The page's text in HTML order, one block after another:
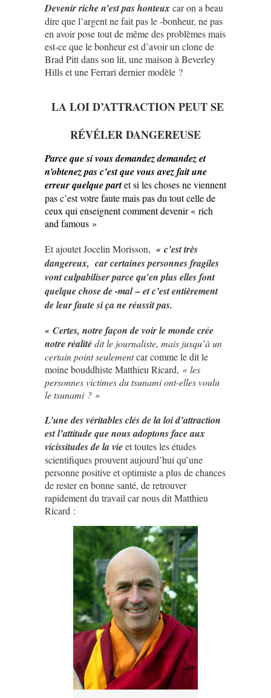
Devenir riche n’est pas honteuxcar on a beau
dire que l’argent ne fait pas le -bonheur, ne pas
en avoir pose tout de même des problèmes mais
est-ce que le bonheur est d’avoir un clone de
Brad Pitt dans son lit, une maison à Beverley
Hills et une Ferrari dernier modèle ?
LA LOI D’ATTRACTION PEUT SE
RÉVÉLER DANGEREUSE
Parce que si vous demandez demandez et
n’obtenez pas c’est que vous avez fait une
erreur quelque partet si les choses ne viennent
pas c’est votre faute mais pas du tout celle de
ceux qui enseignent comment devenir « rich
and famous »
Et ajoutet Jocelin Morisson, « c’est très
dangereux, car certaines personnes fragiles
vont culpabiliser parce qu’en plus elles font
quelque chose de -mal – et c’est entièrement
de leur faute si ça ne réussit pas.
« Certes, notre façon de voir le monde crée
notre réalitédit le journaliste, mais jusqu’à un
certain point seulementcar comme le dit le
moine bouddhiste Matthieu Ricard, « les
personnes victimes du tsunami ont-elles voulu
le tsunami ? »
L’une des véritables clés de la loi d’attraction
est l’attitude que nous adoptons face aux
vicissitudes de la vieet toutes les études
scientifiques prouvent aujourd’hui qu’une
personne positive et optimiste a plus de chances
de rester en bonne santé, de retrouver
rapidement du travail car nous dit Matthieu
Ricard :